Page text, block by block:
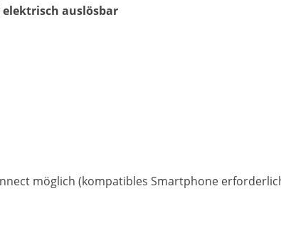
auslösbar
möglich (kompatibles Smartphone